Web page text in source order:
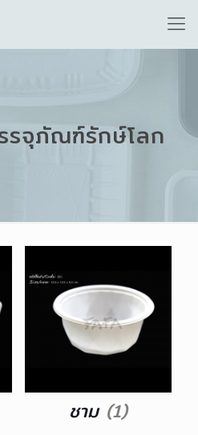
รจุภัณฑ์รักษ์โลก
ชาม (1)